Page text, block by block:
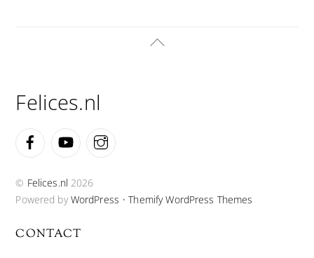
Back
Felices.nl
FacebookYouTube
© Felices.nl 2026
Powered byWordPress •Themify WordPress Themes
CONTACT